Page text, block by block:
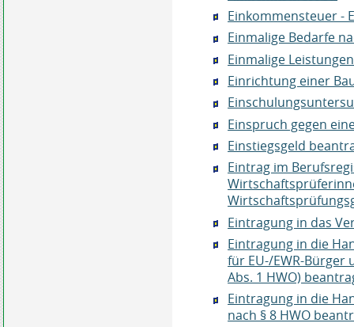
Einkommensteuer -
Einmalige Bedarfe
Einmalige
Einrichtung einer
Einspruch gegen
Einstiegsgeld
Eintrag im
Eintragung in das
Eintragung in die
für EU-/EWR-Bürger
Abs. 1 HWO)
Eintragung in die
nach § 8 HWO